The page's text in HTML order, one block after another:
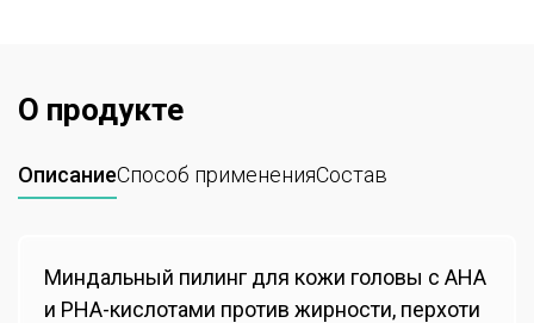
О продукте
ОписаниеСпособ примененияСостав
Миндальный пилинг для кожи головы с AHA
и РНА-кислотами против жирности, перхоти